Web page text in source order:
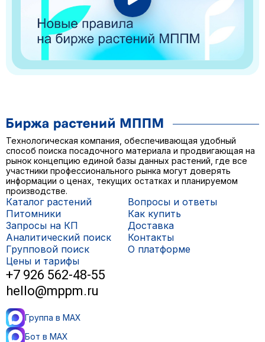
Технологическая компания, обеспечивающая удобный
способ поиска посадочного материала и продвигающая на
рынок концепцию единой базы данных растений, где все
участники профессионального рынка могут доверять
информации о ценах, текущих остатках и планируемом
производстве.
Каталог растений
Питомники
Запросы на КП
Аналитический поиск
Групповой поиск
Цены и тарифы
Вопросы и ответы
Как купить
Доставка
Контакты
О платформе
+7 926 562-48-55
hello@mppm.ru
Группа в MAX
Бот в MAX